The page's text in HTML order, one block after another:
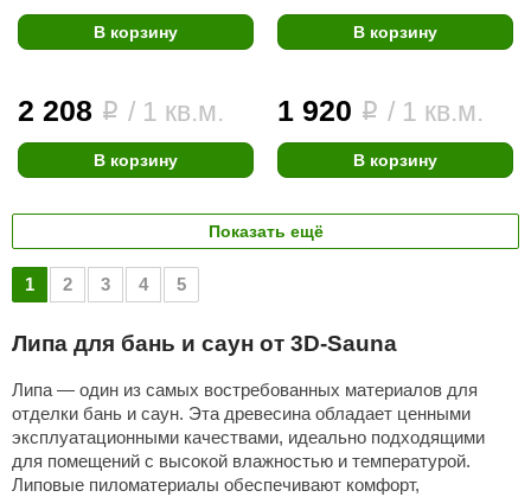
В корзину
2 208 i / 1 кв.м.
В корзину
В корзину
1 920 i / 1 кв.м.
В корзину
Показать ещё
1 2 3 4 5
Липа для бань и саун от 3D-Sauna
Липа — один из самых востребованных материалов для
отделки бань и саун. Эта древесина обладает ценными
эксплуатационными качествами, идеально подходящими
для помещений с высокой влажностью и температурой.
Липовые пиломатериалы обеспечивают комфорт,